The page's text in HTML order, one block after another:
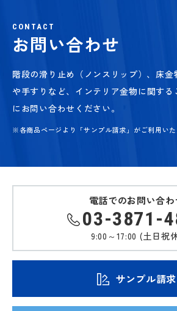
CONTACT
お問い合わせ
階段の滑り止め（ノンスリップ）、床金
や手すりなど、 インテリア金物に関す
にお問い合わせください。
※各商品ページより「サンプル請求」がご利用いた
電話でのお問い合
03-3871-
9:00～17:00 (土日祝
サンプル請求